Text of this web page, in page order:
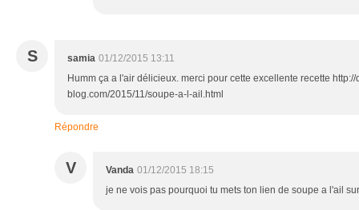
S samia 01/12/2015 13:11
Humm ça a l'air délicieux. merci pour cette excellente recette
blog.com/2015/11/soupe-a-l-ail.html
Répondre
V Vanda 01/12/2015 18:15
je ne vois pas pourquoi tu mets ton lien de soupe a l'ail